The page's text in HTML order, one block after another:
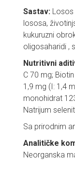
Sastav: Losos
lososa,
kukuruzni
oligosaharidi ,
Nutritivni
C 70 mg;
1,9 mg (I: 1,4
monohidrat
Natrijum
Sa prirodnim
Analitičke
Neorganska